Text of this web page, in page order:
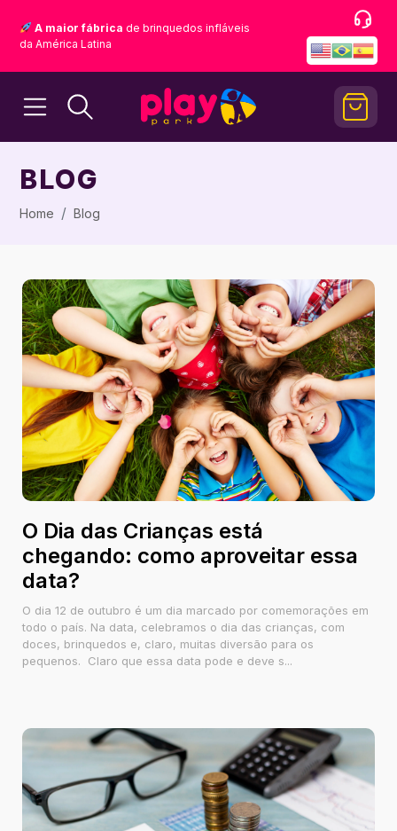
A maior fábrica de brinquedos infláveis
da América Latina
BLOG
Home Blog
O Dia das Crianças está
chegando: como aproveitar essa
data?
O dia 12 de outubro é um dia marcado por comemorações em
todo o país. Na data, celebramos o dia das crianças, com
doces, brinquedos e, claro, muitas diversão para os
pequenos. Claro que essa data pode e deve s...